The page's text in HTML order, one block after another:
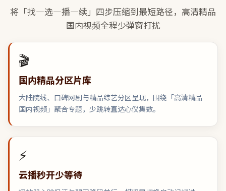
将「找—选—播—续」四步压缩到最短路径， 高清精品
国内视频全程少弹窗打扰
🎬
国内精品分区片库
大陆院线、口碑网剧与精品综艺分区呈现，围绕「高清精品
国内视频」聚合专题，少跳转直达心仪集数。
⚡
云播秒开少等待